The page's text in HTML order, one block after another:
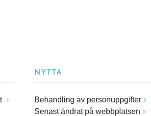
NYTTA
Behandling av personuppgifter
Senast ändrat på webbplatsen